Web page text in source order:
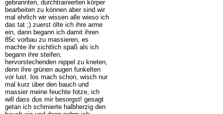
gebrannten, durchtrainierten körper
bearbeiten zu können aber sind wir
mal ehrlich wir wissen alle wieso ich
das tat ;) zuerst ölte ich ihre arme
ein, dann begann ich damit ihren
85c vorbau zu massieren, es
machte ihr sichtlich spaß als ich
begann ihre steifen,
hervorstechenden nippel zu kneten,
denn ihre grünen augen funkelten
vor lust. los mach schon, wisch nur
mal kurz über den bauch und
massier meine feuchte fotze, ich
will dass dus mir besorgst! gesagt
getan ich schmierte halbherzig den